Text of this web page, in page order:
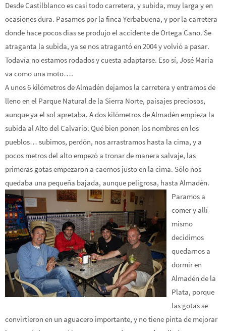
Desde Castilblanco es casi todo carretera, y subida, muy larga y en
ocasiones dura. Pasamos por la finca Yerbabuena, y por la carretera
donde hace pocos días se produjo el accidente de Ortega Cano. Se
atraganta la subida, ya se nos atragantó en 2004 y volvió a pasar.
Todavía no estamos rodados y cuesta adaptarse. Eso sí, José María
va como una moto….
A unos 6 kilómetros de Almadén dejamos la carretera y entramos de
lleno en el Parque Natural de la Sierra Norte, paisajes preciosos,
aunque ya el sol apretaba. A dos kilómetros de Almadén empieza la
subida al Alto del Calvario. Qué bien ponen los nombres en los
pueblos… subimos, perdón, nos arrastramos hasta la cima, y a
pocos metros del alto empezó a tronar de manera salvaje, las
primeras gotas empezaron a caernos justo en la cima. Sólo nos
quedaba una pequeña bajada, aunque peligrosa, hasta Almadén.
Paramos a
comer y allí
mismo
decidimos
quedarnos a
dormir en
Almadén de la
Plata, porque
las gotas se
convirtieron en un aguacero importante, y no tiene pinta de mejorar